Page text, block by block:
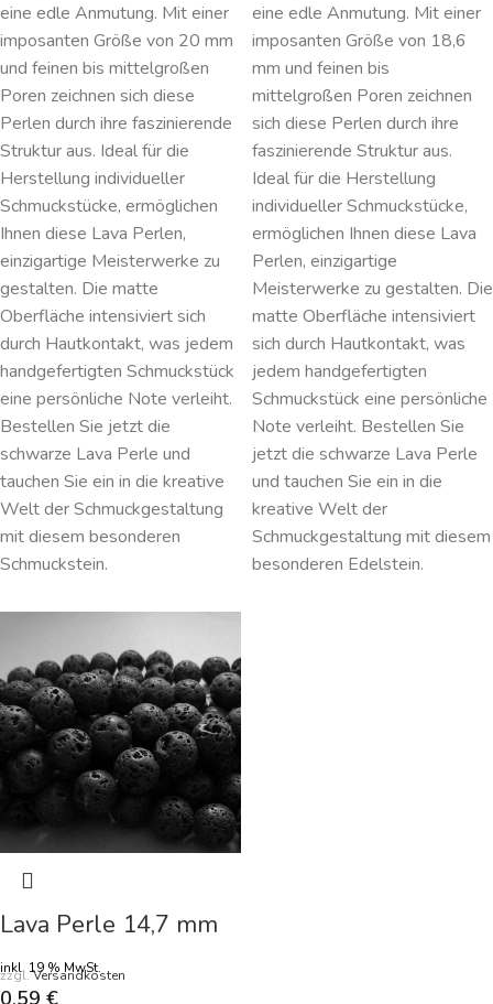
eine edle Anmutung. Mit einer
imposanten Größe von 20 mm
und feinen bis mittelgroßen
Poren zeichnen sich diese
Perlen durch ihre faszinierende
Struktur aus. Ideal für die
Herstellung individueller
Schmuckstücke, ermöglichen
Ihnen diese Lava Perlen,
einzigartige Meisterwerke zu
gestalten. Die matte
Oberfläche intensiviert sich
durch Hautkontakt, was jedem
handgefertigten Schmuckstück
eine persönliche Note verleiht.
Bestellen Sie jetzt die
schwarze Lava Perle und
tauchen Sie ein in die kreative
Welt der Schmuckgestaltung
mit diesem besonderen
Schmuckstein.
eine edle Anmutung. Mit einer
imposanten Größe von 18,6
mm und feinen bis
mittelgroßen Poren zeichnen
sich diese Perlen durch ihre
faszinierende Struktur aus.
Ideal für die Herstellung
individueller Schmuckstücke,
ermöglichen Ihnen diese Lava
Perlen, einzigartige
Meisterwerke zu gestalten. Die
matte Oberfläche intensiviert
sich durch Hautkontakt, was
jedem handgefertigten
Schmuckstück eine persönliche
Note verleiht. Bestellen Sie
jetzt die schwarze Lava Perle
und tauchen Sie ein in die
kreative Welt der
Schmuckgestaltung mit diesem
besonderen Edelstein.
Lava Perle 14,7 mm
inkl. 19 % MwSt.
zzgl.Versandkosten
0,59 €